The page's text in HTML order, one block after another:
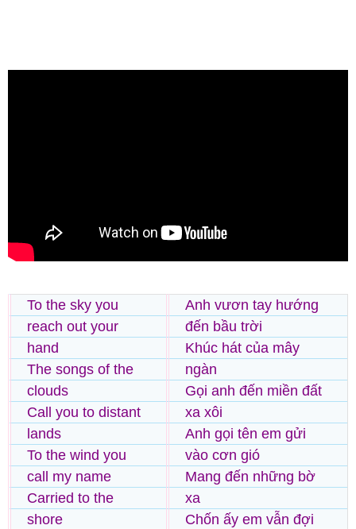
To the sky you
reach out your
hand
The songs of the
clouds
Call you to distant
lands
To the wind you
call my name
Carried to the
shore
Anh vươn tay hướng
đến bầu trời
Khúc hát của mây
ngàn
Gọi anh đến miền đất
xa xôi
Anh gọi tên em gửi
vào cơn gió
Mang đến những bờ
xa
Chốn ấy em vẫn đợi